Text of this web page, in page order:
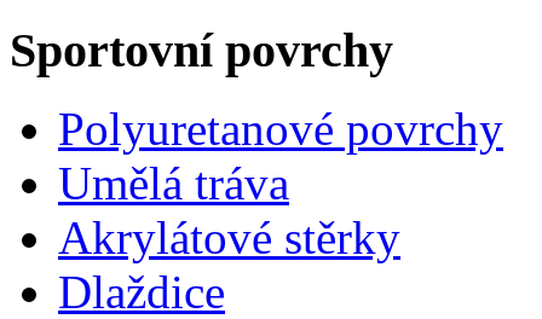
Sportovní povrchy
Polyuretanové povrchy
Umělá tráva
Akrylátové stěrky
Dlaždice